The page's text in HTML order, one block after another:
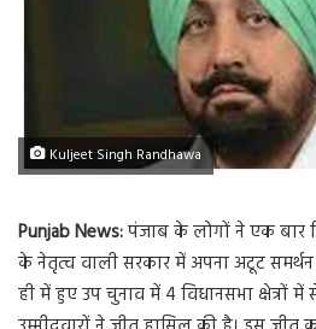
Kuljeet Singh Randhawa
Punjab News:पंजाब के लोगों ने एक बार
के नेतृत्व वाली सरकार में अपना अटूट
ही में हुए उप चुनाव में 4 विधानसभा क्षेत्रों